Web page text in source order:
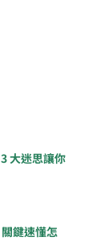
大迷思讓你
鍵速懂怎